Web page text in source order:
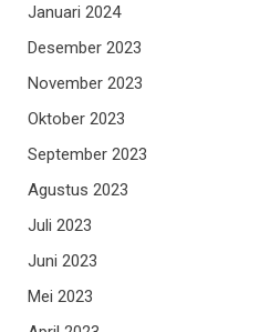
Januari 2024
Desember 2023
November 2023
Oktober 2023
September 2023
Agustus 2023
Juli 2023
Juni 2023
Mei 2023